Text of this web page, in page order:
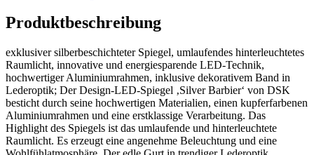
Produktbeschreibung
exklusiver silberbeschichteter Spiegel, umlaufendes hinterleuchtetes
Raumlicht, innovative und energiesparende LED-Technik,
hochwertiger Aluminiumrahmen, inklusive dekorativem Band in
Lederoptik; Der Design-LED-Spiegel ‚Silver Barbier‘ von DSK
besticht durch seine hochwertigen Materialien, einen kupferfarbenen
Aluminiumrahmen und eine erstklassige Verarbeitung. Das
Highlight des Spiegels ist das umlaufende und hinterleuchtete
Raumlicht. Es erzeugt eine angenehme Beleuchtung und eine